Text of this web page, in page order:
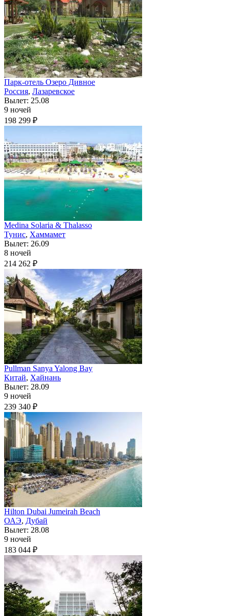
Парк-отель Озеро Дивное
Россия, Лазаревское
Вылет: 25.08
9 ночей
198 299 ₽
Medina Solaria & Thalasso
Тунис, Хаммамет
Вылет: 26.09
8 ночей
214 262 ₽
Pullman Sanya Yalong Bay
Китай, Хайнань
Вылет: 28.09
9 ночей
239 340 ₽
Hilton Dubai Jumeirah Beach
ОАЭ, Дубай
Вылет: 28.08
9 ночей
183 044 ₽